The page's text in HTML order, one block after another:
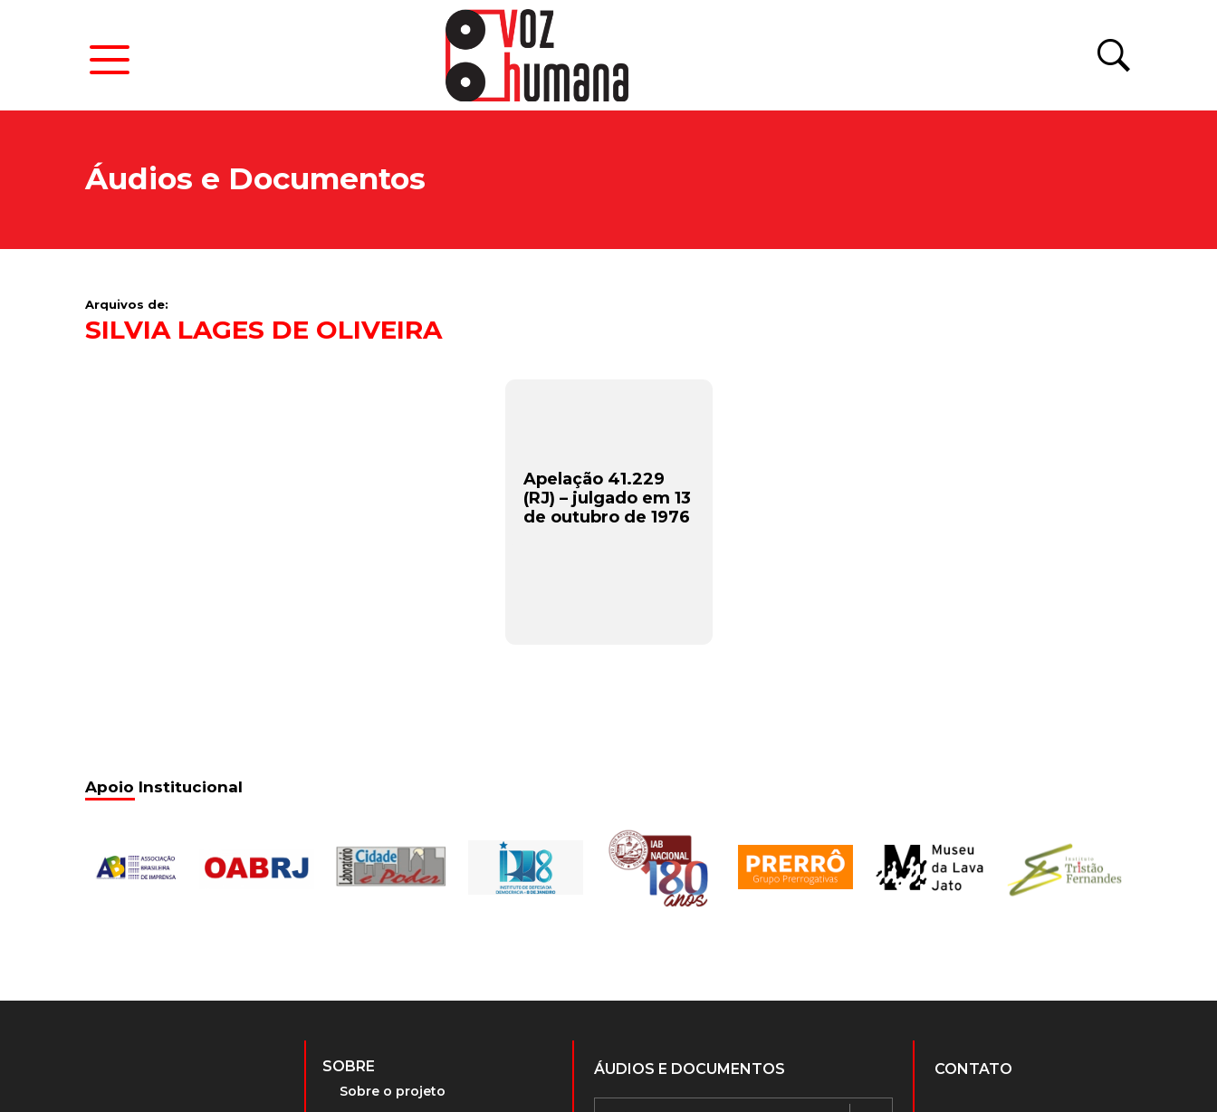
Áudios e Documentos
Arquivos de:
SILVIA LAGES DE OLIVEIRA
Apelação 41.229
(RJ) – julgado em 13
de outubro de 1976
Apoio Institucional
SOBRE
Sobre o projeto
ÁUDIOS E DOCUMENTOS CONTATO